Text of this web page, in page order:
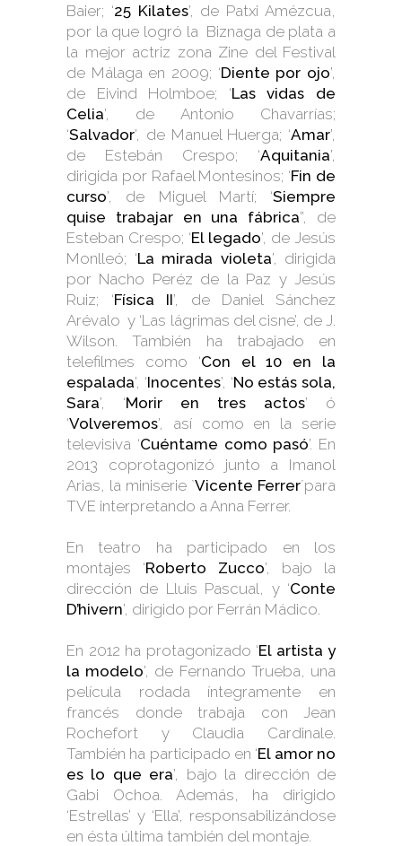
Baier; ‘25 Kilates’, de Patxi Amézcua,
por la que logró la Biznaga de plata a
la mejor actriz zona Zine del Festival
de Málaga en 2009; ‘Diente por ojo’,
de Eivind Holmboe; ‘Las vidas de
Celia’, de Antonio Chavarrías;
‘Salvador’, de Manuel Huerga; ‘Amar’,
de Estebán Crespo; ‘Aquitania’,
dirigida por Rafael Montesinos; ‘Fin de
curso’, de Miguel Martí; ‘Siempre
quise trabajar en una fábrica”, de
Esteban Crespo; ‘El legado’, de Jesús
Monlleó; ‘La mirada violeta’, dirigida
por Nacho Peréz de la Paz y Jesús
Ruiz; ‘Física II’, de Daniel Sánchez
Arévalo y ‘Las lágrimas del cisne’, de J.
Wilson. También ha trabajado en
telefilmes como ‘Con el 10 en la
espalada’, ‘Inocentes’, ‘No estás sola,
Sara’, ‘Morir en tres actos’ ó
‘Volveremos’, así como en la serie
televisiva ‘Cuéntame como pasó’. En
2013 coprotagonizó junto a Imanol
Arias, la miniserie `Vicente Ferrer´para
TVE interpretando a Anna Ferrer.
En teatro ha participado en los
montajes ‘Roberto Zucco’, bajo la
dirección de Lluis Pascual, y ‘Conte
D’hivern’, dirigido por Ferrán Mádico.
En 2012 ha protagonizado ‘El artista y
la modelo’, de Fernando Trueba, una
película rodada íntegramente en
francés donde trabaja con Jean
Rochefort y Claudia Cardinale.
También ha participado en ‘El amor no
es lo que era’, bajo la dirección de
Gabi Ochoa. Además, ha dirigido
‘Estrellas’ y ‘Ella’, responsabilizándose
en ésta última también del montaje.